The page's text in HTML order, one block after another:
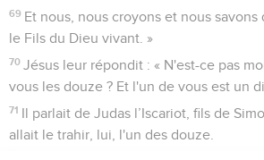
69 Et nous, nous croyons et nous savons
le Fils du Dieu vivant. »
70 Jésus leur répondit : « N'est-ce pas
vous les douze ? Et l'un de vous est un
71 Il parlait de Judas l’Iscariot, fils de
allait le trahir, lui, l'un des douze.